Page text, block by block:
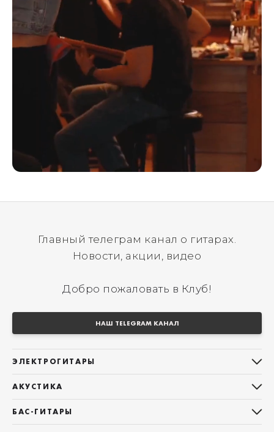
Главный телеграм канал о гитарах.
Новости, акции, видео
Добро пожаловать в Клуб!
НАШ TELEGRAM КАНАЛ
ЭЛЕКТРОГИТАРЫ
Telecaster
Les Paul
АКУСТИКА
БАС-ГИТАРЫ